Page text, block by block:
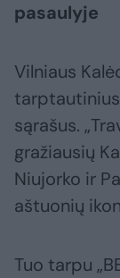
pasaulyje
Vilniaus
sąrašus.
gražiausių
Niujorko ir
aštuonių
Tuo tarpu